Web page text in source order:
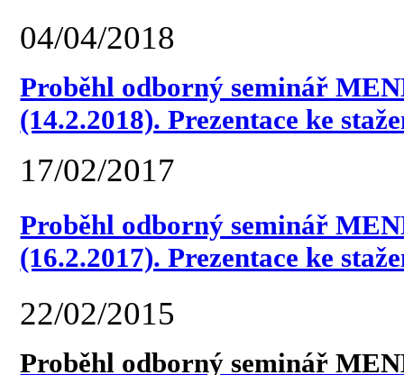
04/04/2018
Proběhl odborný seminář
(14.2.2018). Prezentace ke
17/02/2017
Proběhl odborný seminář
(16.2.2017). Prezentace ke
22/02/2015
Proběhl odborný seminář